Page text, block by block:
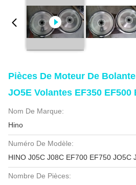
Pièces De Moteur De
JO5E Volantes EF350 EF500
Nom De Marque:
Hino
Numéro De Modèle:
HINO J05C J08C EF700 EF750 JO5C
Nombre De Pièces: